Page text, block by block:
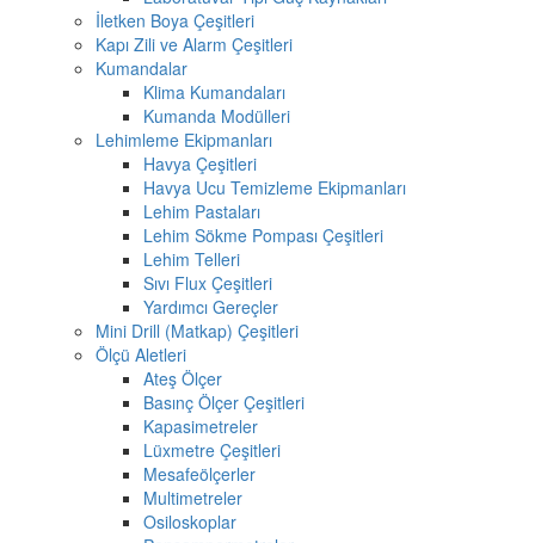
İletken Boya Çeşitleri
Kapı Zili ve Alarm Çeşitleri
Kumandalar
Klima Kumandaları
Kumanda Modülleri
Lehimleme Ekipmanları
Havya Çeşitleri
Havya Ucu Temizleme Ekipmanları
Lehim Pastaları
Lehim Sökme Pompası Çeşitleri
Lehim Telleri
Sıvı Flux Çeşitleri
Yardımcı Gereçler
Mini Drill (Matkap) Çeşitleri
Ölçü Aletleri
Ateş Ölçer
Basınç Ölçer Çeşitleri
Kapasimetreler
Lüxmetre Çeşitleri
Mesafeölçerler
Multimetreler
Osiloskoplar